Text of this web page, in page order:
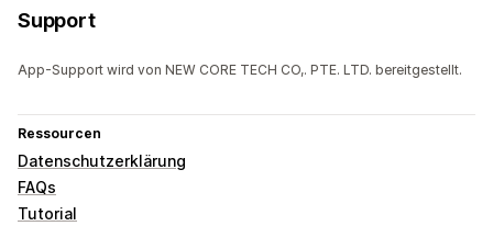
Support
App-Support wird von NEW CORE TECH CO,. PTE. LTD. bereitgestellt.
Ressourcen
Datenschutzerklärung
FAQs
Tutorial